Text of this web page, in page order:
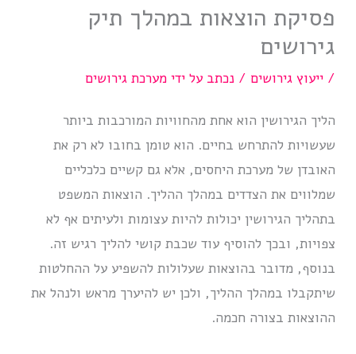
פסיקת הוצאות במהלך תיק
גירושים
/ייעוץ גירושים / נכתב על ידימערכת גירושים
הליך הגירושין הוא אחת מהחוויות המורכבות ביותר
שעשויות להתרחש בחיים. הוא טומן בחובו לא רק את
האובדן של מערכת היחסים, אלא גם קשיים כלכליים
שמלווים את הצדדים במהלך ההליך. הוצאות המשפט
בתהליך הגירושין יכולות להיות עצומות ולעיתים אף לא
צפויות, ובכך להוסיף עוד שכבת קושי להליך רגיש זה.
בנוסף, מדובר בהוצאות שעלולות להשפיע על ההחלטות
שיתקבלו במהלך ההליך, ולכן יש להיערך מראש ולנהל את
ההוצאות בצורה חכמה.